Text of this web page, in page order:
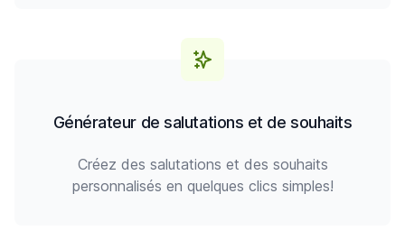
Générateur de salutations et de souhaits
Créez des salutations et des souhaits
personnalisés en quelques clics simples!